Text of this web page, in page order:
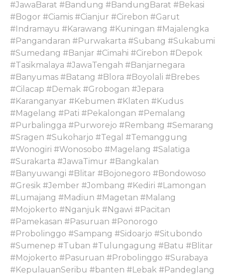
#JawaBarat #Bandung #BandungBarat #Bekasi
#Bogor #Ciamis #Cianjur #Cirebon #Garut
#Indramayu #Karawang #Kuningan #Majalengka
#Pangandaran #Purwakarta #Subang #Sukabumi
#Sumedang #Banjar #Cimahi #Cirebon #Depok
#Tasikmalaya #JawaTengah #Banjarnegara
#Banyumas #Batang #Blora #Boyolali #Brebes
#Cilacap #Demak #Grobogan #Jepara
#Karanganyar #Kebumen #Klaten #Kudus
#Magelang #Pati #Pekalongan #Pemalang
#Purbalingga #Purworejo #Rembang #Semarang
#Sragen #Sukoharjo #Tegal #Temanggung
#Wonogiri #Wonosobo #Magelang #Salatiga
#Surakarta #JawaTimur #Bangkalan
#Banyuwangi #Blitar #Bojonegoro #Bondowoso
#Gresik #Jember #Jombang #Kediri #Lamongan
#Lumajang #Madiun #Magetan #Malang
#Mojokerto #Nganjuk #Ngawi #Pacitan
#Pamekasan #Pasuruan #Ponorogo
#Probolinggo #Sampang #Sidoarjo #Situbondo
#Sumenep #Tuban #Tulungagung #Batu #Blitar
#Mojokerto #Pasuruan #Probolinggo #Surabaya
#KepulauanSeribu #banten #Lebak #Pandeglang